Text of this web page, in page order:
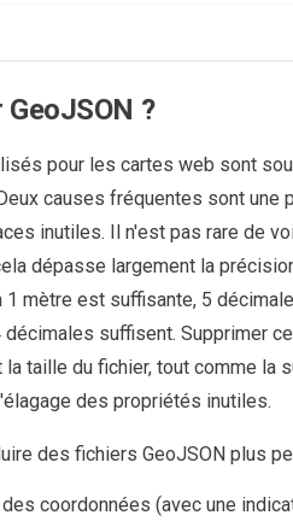
?
pour les cartes web sont
causes fréquentes sont une
inutiles. Il n'est pas rare de
dépasse largement la
1 mètre est suffisante, 5
décimales suffisent. Supprimer
taille du fichier, tout comme la
des propriétés inutiles.
des fichiers GeoJSON plus
coordonnées (avec une